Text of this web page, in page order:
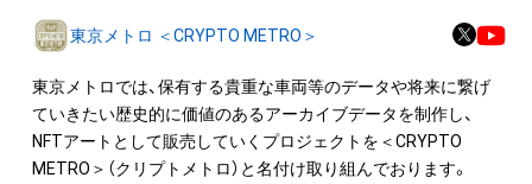
を保有していたとしても、本アイテムに関する創作物にかかる
知的財産権を有することを意味しません。
・本アイテムの著作権を有する方、著作隣接権の権利者またはそ
の管理委託を受けている者からの事前の同意なしに、上記の「本
アイテムの保有者が有する権利」の範囲を超えた行為、知的財産
権を侵害するおそれのある行為(改変、公開、配布、逆コンパイ
東京メトロ ＜CRYPTO METRO＞
東京メトロでは、保有する貴重な車両等のデータや将来に繋げ
ていきたい歴史的に価値のあるアーカイブデータを制作し、
NFTアートとして販売していくプロジェクトを＜CRYPTO
METRO＞（クリプトメトロ）と名付け取り組んでおります。